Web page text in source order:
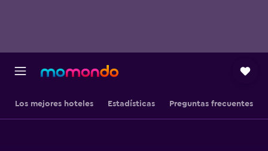
Los mejores hoteles Estadísticas Preguntas frecuentes